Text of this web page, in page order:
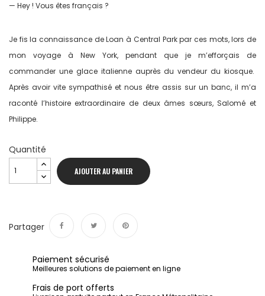
— Hey ! Vous êtes français ?
Je fis la connaissance de Loan à Central Park par ces mots, lors de
mon voyage à New York, pendant que je m’efforçais de
commander une glace italienne auprès du vendeur du kiosque.
Après avoir vite sympathisé et nous être assis sur un banc, il m’a
raconté l’histoire extraordinaire de deux âmes sœurs, Salomé et
Philippe.
Quantité
AJOUTER AU PANIER
Partager
Paiement sécurisé
Meilleures solutions de paiement en ligne
Frais de port offerts